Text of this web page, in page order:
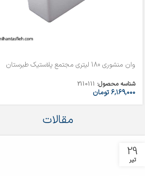
وان منشوری 180 لیتری مجتمع پلاستیک طبرستان
شناسه محصول: 2110111
۶,۱۶۹,۰۰۰تومان
مقالات
29
تیر